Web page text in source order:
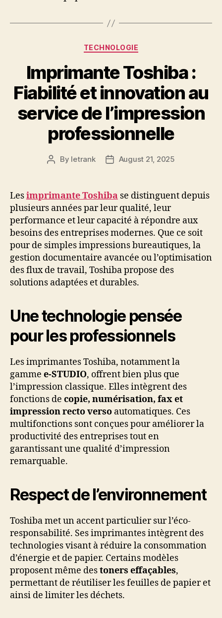
Categories
TECHNOLOGIE
Imprimante Toshiba :
Fiabilité et innovation au
service de l’impression
professionnelle
Post
By letrank
PostAugust 21, 2025
Lesimprimante Toshiba se distinguent depuis
plusieurs années par leur qualité, leur
performance et leur capacité à répondre aux
besoins des entreprises modernes. Que ce soit
pour de simples impressions bureautiques, la
gestion documentaire avancée ou l’optimisation
des flux de travail, Toshiba propose des
solutions adaptées et durables.
Une technologie pensée
pour les professionnels
Les imprimantes Toshiba, notamment la
gamme e-STUDIO, offrent bien plus que
l’impression classique. Elles intègrent des
fonctions de copie, numérisation, fax et
impression recto verso automatiques. Ces
multifonctions sont conçues pour améliorer la
productivité des entreprises tout en
garantissant une qualité d’impression
remarquable.
Respect de l’environnement
Toshiba met un accent particulier sur l’éco-
responsabilité. Ses imprimantes intègrent des
technologies visant à réduire la consommation
d’énergie et de papier. Certains modèles
proposent même destoners effaçables,
permettant de réutiliser les feuilles de papier et
ainsi de limiter les déchets.